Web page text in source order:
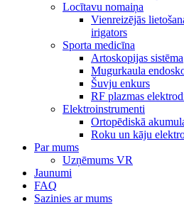
Locītavu nomaiņa
Vienreizējās
irigators
Sporta medicīna
Artoskopijas sistēma
Mugurkaula
Šuvju enkurs
RF plazmas
Elektroinstrumenti
Ortopēdiskā
Roku un kāju
Par mums
Uzņēmums VR
Jaunumi
FAQ
Sazinies ar mums